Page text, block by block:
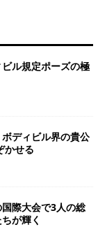
ル規定ポーズの極
ボディビル界の貴公
かせる
際大会で3人の総
が輝く